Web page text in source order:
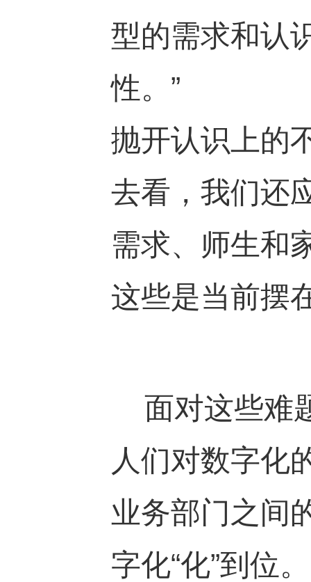
型的需求和认
性。”
抛开认识上的
去看，我们还
需求、师生和
这些是当前摆
面对这些难
人们对数字化
业务部门之间
字化“化”到位。